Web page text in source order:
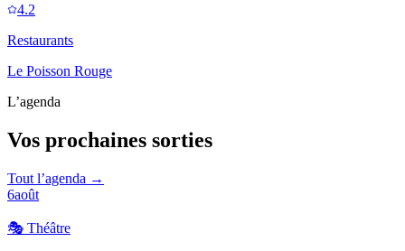
4.2
Restaurants
Le Poisson Rouge
L’agenda
Vos prochaines sorties
Tout l’agenda →
6août
🎭 Théâtre